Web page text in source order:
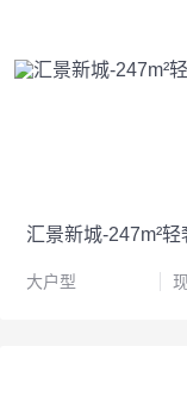
汇景新城-247m²
大户型